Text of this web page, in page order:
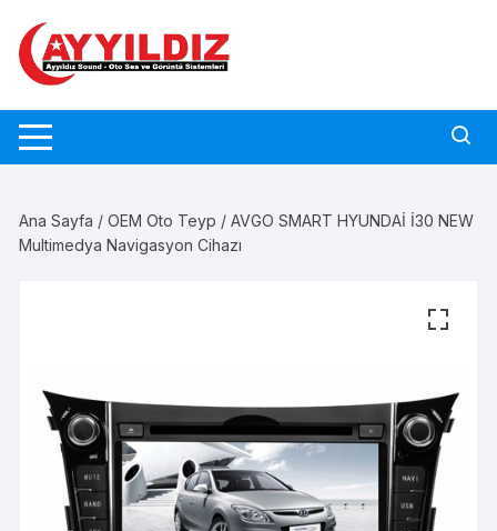
content
Ana Sayfa /OEM Oto Teyp / AVGO SMART HYUNDAİ İ30 NEW
Multimedya Navigasyon Cihazı